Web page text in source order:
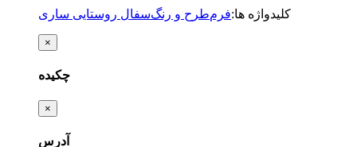
کلیدواژه ها:فرمطرح و رنگسفال روستایی ساری
×
چکیده
×
آدرس